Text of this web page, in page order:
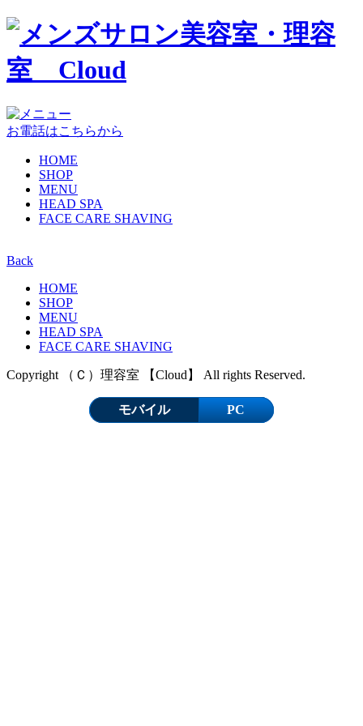
お電話はこちらから
HOME
SHOP
MENU
HEAD SPA
FACE CARE SHAVING
Back
HOME
SHOP
MENU
HEAD SPA
FACE CARE SHAVING
Copyright （Ｃ）理容室 【Cloud】 All rights Reserved.
モバイル PC